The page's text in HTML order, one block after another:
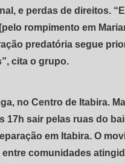
e perdas de direitos.
rompimento em
predatória segue
cita o grupo.
no Centro de Itabira.
17h sair pelas ruas do
em Itabira. O
comunidades